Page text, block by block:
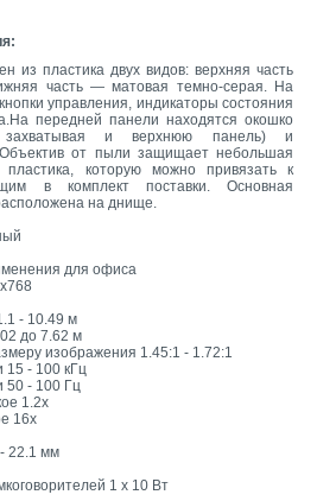
из пластика двух видов: верхняя часть
часть — матовая темно-серая. На
управления, индикаторы состояния
передней панели находятся окошко
захватывая и верхнюю панель) и
от пыли защищает небольшая
которую можно привязать к
в комплект поставки. Основная
на днище.
для офиса
- 10.49 м
до 7.62 м
изображения 1.45:1 - 1.72:1
15 - 100 кГц
50 - 100 Гц
1.2x
16x
22.1 мм
1 x 10 Вт